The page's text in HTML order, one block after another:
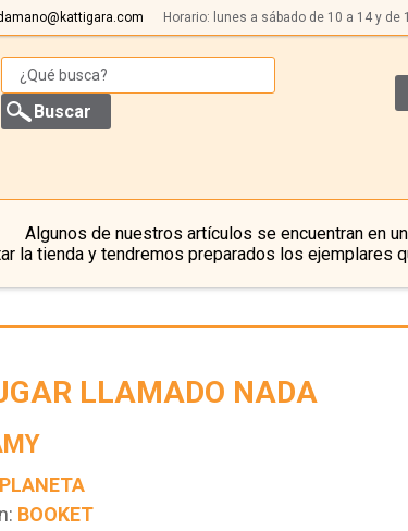
Horario: lunes a sábado de 10 a 14 y de
Algunos de nuestros artículos se encuentran en
la tienda y tendremos preparados los ejemplares
LLAMADO NADA
PLANETA
BOOKET